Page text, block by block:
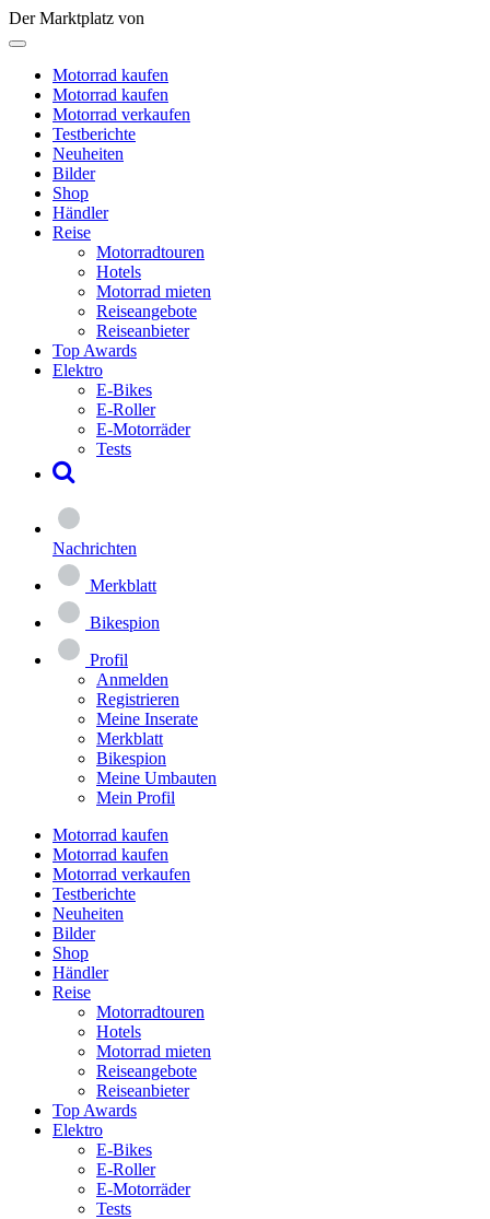
Der Marktplatz von
Motorrad kaufen
Motorrad kaufen
Motorrad verkaufen
Testberichte
Neuheiten
Bilder
Shop
Händler
Reise
Motorradtouren
Hotels
Motorrad mieten
Reiseangebote
Reiseanbieter
Top Awards
Elektro
E-Bikes
E-Roller
E-Motorräder
Tests
Nachrichten
Merkblatt
Bikespion
Profil
Anmelden
Registrieren
Meine Inserate
Merkblatt
Bikespion
Meine Umbauten
Mein Profil
Motorrad kaufen
Motorrad kaufen
Motorrad verkaufen
Testberichte
Neuheiten
Bilder
Shop
Händler
Reise
Motorradtouren
Hotels
Motorrad mieten
Reiseangebote
Reiseanbieter
Top Awards
Elektro
E-Bikes
E-Roller
E-Motorräder
Tests